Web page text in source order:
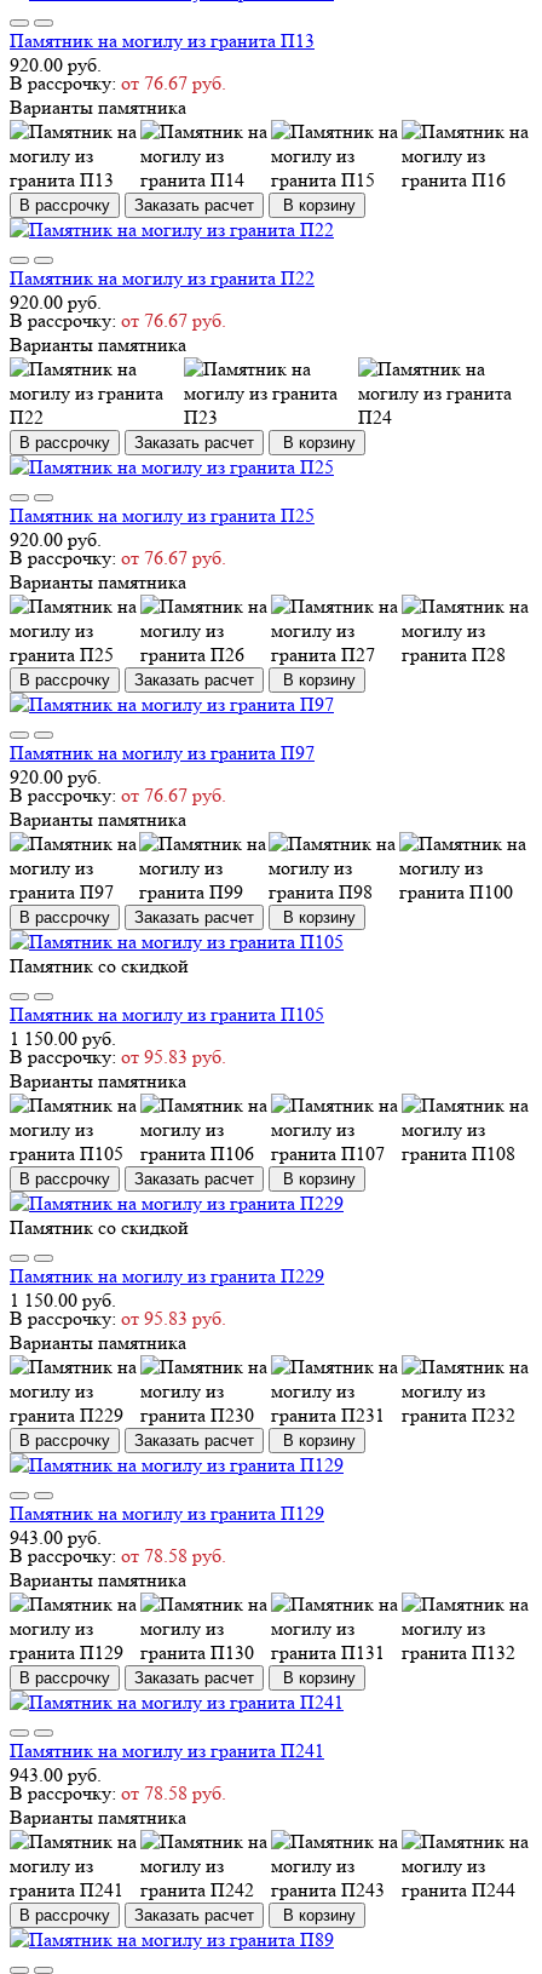
Памятник на могилу из гранита П13
920.00 руб.
В рассрочку: от 76.67 руб.
Варианты памятника
В рассрочку Заказать расчет В корзину
Памятник на могилу из гранита П22
920.00 руб.
В рассрочку: от 76.67 руб.
Варианты памятника
В рассрочку Заказать расчет В корзину
Памятник на могилу из гранита П25
920.00 руб.
В рассрочку: от 76.67 руб.
Варианты памятника
В рассрочку Заказать расчет В корзину
Памятник на могилу из гранита П97
920.00 руб.
В рассрочку: от 76.67 руб.
Варианты памятника
В рассрочку Заказать расчет В корзину
Памятник со скидкой
Памятник на могилу из гранита П105
1 150.00 руб.
В рассрочку: от 95.83 руб.
Варианты памятника
В рассрочку Заказать расчет В корзину
Памятник со скидкой
Памятник на могилу из гранита П229
1 150.00 руб.
В рассрочку: от 95.83 руб.
Варианты памятника
В рассрочку Заказать расчет В корзину
Памятник на могилу из гранита П129
943.00 руб.
В рассрочку: от 78.58 руб.
Варианты памятника
В рассрочку Заказать расчет В корзину
Памятник на могилу из гранита П241
943.00 руб.
В рассрочку: от 78.58 руб.
Варианты памятника
В рассрочку Заказать расчет В корзину